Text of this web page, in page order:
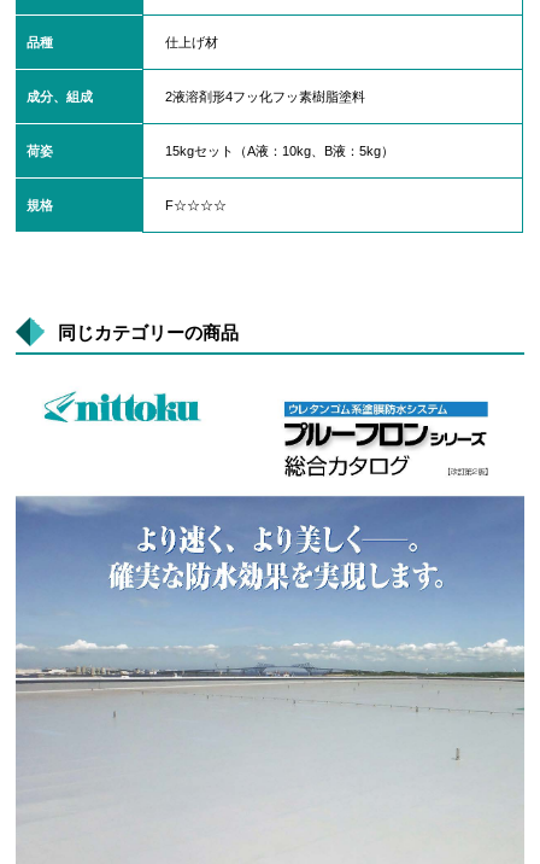
品種 仕上げ材
成分、組成 2液溶剤形4フッ化フッ素樹脂塗料
荷姿 15kgセット（A液：10kg、B液：5kg）
規格 F☆☆☆☆
同じカテゴリーの商品